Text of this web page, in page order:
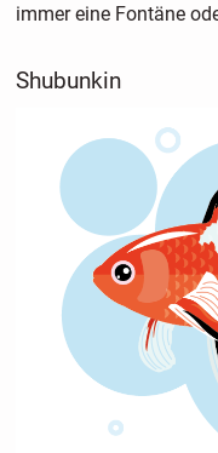
immer eine Fontäne
Shubunkin